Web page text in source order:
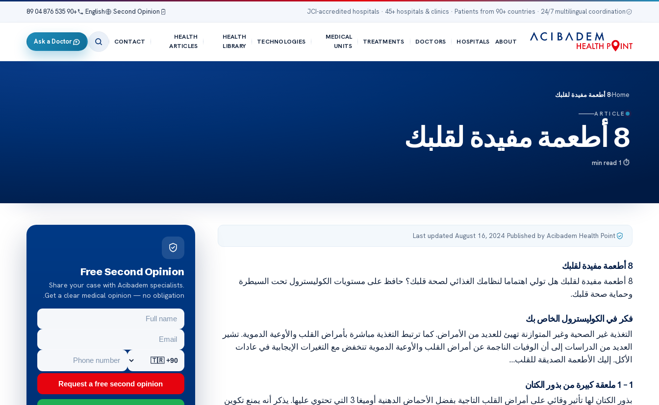
JCI-accredited hospitals · 45+ hospitals & clinics · Patients from 90+ countries · 24/7 multilingual coordination
Second Opinion
English
+90 535 876 04 89
ABOUT
HOSPITALS
DOCTORS
TREATMENTS
MEDICAL
UNITS
TECHNOLOGIES
HEALTH
LIBRARY
HEALTH
ARTICLES
CONTACT
Ask a Doctor
Home
›8 أطعمة مفيدة لقلبك
ARTICLE
8 أطعمة مفيدة لقلبك
1 min read
Published by Acibadem Health Point
·
Last updated August 16, 2024
8 أطعمة مفيدة لقلبك
8 أطعمة مفيدة لقلبك هل تولي اهتماما لنظامك الغذائي لصحة قلبك؟ حافظ على مستويات الكوليسترول تحت السيطرة
وحماية صحة قلبك.
فكر في الكوليسترول الخاص بك
التغذية غير الصحية وغير المتوازنة تهيئ للعديد من الأمراض. كما ترتبط التغذية مباشرة بأمراض القلب والأوعية الدموية. تشير
العديد من الدراسات إلى أن الوفيات الناجمة عن أمراض القلب والأوعية الدموية تنخفض مع التغيرات الإيجابية في عادات
الأكل. إليك الأطعمة الصديقة للقلب…
1 – 1 ملعقة كبيرة من بذور الكتان
بذور الكتان لها تأثير وقائي على أمراض القلب التاجية بفضل الأحماض الدهنية أوميغا 3 التي تحتوي عليها. يذكر أنه يمنع تكوين
Free Second Opinion
Share your case with Acibadem specialists.
Get a clear medical opinion — no obligation.
Request a free second opinion